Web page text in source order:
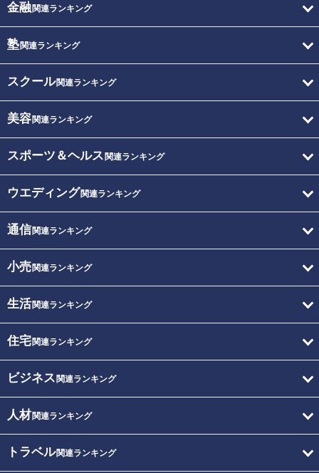
金融関連ランキング
塾関連ランキング
スクール関連ランキング
美容関連ランキング
スポーツ＆ヘルス 関連ランキング
ウエディング関連ランキング
通信関連ランキング
小売関連ランキング
生活関連ランキング
住宅関連ランキング
ビジネス 関連ランキング
人材関連ランキング
トラベル関連ランキング